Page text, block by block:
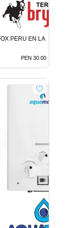
PERU EN LA MOLINA
PEN 30.00